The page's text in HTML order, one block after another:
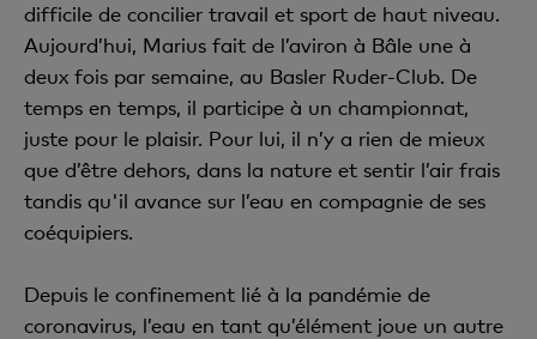
difficile de concilier travail et sport de haut niveau.
Aujourd’hui, Marius fait de l’aviron à Bâle une à
deux fois par semaine, au Basler Ruder-Club. De
temps en temps, il participe à un championnat,
juste pour le plaisir. Pour lui, il n’y a rien de mieux
que d’être dehors, dans la nature et sentir l’air frais
tandis qu'il avance sur l’eau en compagnie de ses
coéquipiers.
Depuis le confinement lié à la pandémie de
coronavirus, l’eau en tant qu’élément joue un autre